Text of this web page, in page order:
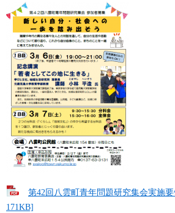
第42回八雲町青年問題研究集会実施
171KB]